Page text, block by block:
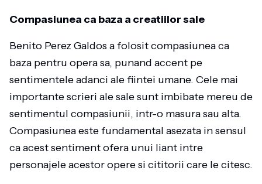
Compasiunea ca baza a creatiilor sale
Benito Perez Galdos a folosit compasiunea ca
baza pentru opera sa, punand accent pe
sentimentele adanci ale fiintei umane. Cele mai
importante scrieri ale sale sunt imbibate mereu de
sentimentul compasiunii, intr-o masura sau alta.
Compasiunea este fundamental asezata in sensul
ca acest sentiment ofera unui liant intre
personajele acestor opere si cititorii care le citesc.